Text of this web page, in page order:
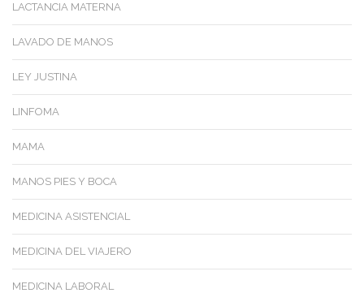
LACTANCIA MATERNA
LAVADO DE MANOS
LEY JUSTINA
LINFOMA
MAMA
MANOS PIES Y BOCA
MEDICINA ASISTENCIAL
MEDICINA DEL VIAJERO
MEDICINA LABORAL